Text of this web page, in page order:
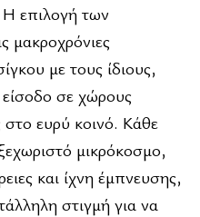
Η επιλογή των
μακροχρόνιες
με τους ίδιους,
σε χώρους
ευρύ κοινό. Κάθε
μικρόκοσμο,
και ίχνη έμπνευσης,
στιγμή για να